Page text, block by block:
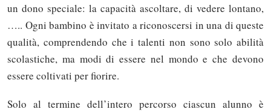
un dono speciale: la capacità ascoltare, di vedere lontano,
….. Ogni bambino è invitato a riconoscersi in una di queste
qualità, comprendendo che i talenti non sono solo abilità
scolastiche, ma modi di essere nel mondo e che devono
essere coltivati per fiorire.
Solo al termine dell’intero percorso ciascun alunno è